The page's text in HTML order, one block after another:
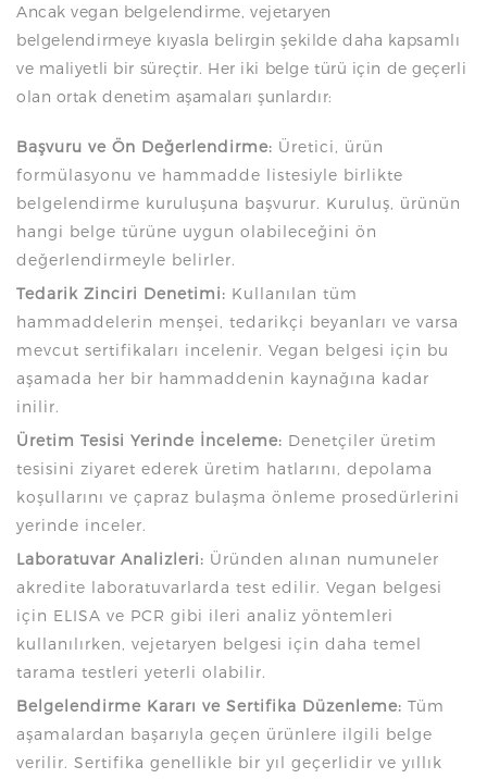
Ancak vegan belgelendirme, vejetaryen
belgelendirmeye kıyasla belirgin şekilde daha kapsamlı
ve maliyetli bir süreçtir. Her iki belge türü için de geçerli
olan ortak denetim aşamaları şunlardır:
Başvuru ve Ön Değerlendirme: Üretici, ürün
formülasyonu ve hammadde listesiyle birlikte
belgelendirme kuruluşuna başvurur. Kuruluş, ürünün
hangi belge türüne uygun olabileceğini ön
değerlendirmeyle belirler.
Tedarik Zinciri Denetimi: Kullanılan tüm
hammaddelerin menşei, tedarikçi beyanları ve varsa
mevcut sertifikaları incelenir. Vegan belgesi için bu
aşamada her bir hammaddenin kaynağına kadar
inilir.
Üretim Tesisi Yerinde İnceleme: Denetçiler üretim
tesisini ziyaret ederek üretim hatlarını, depolama
koşullarını ve çapraz bulaşma önleme prosedürlerini
yerinde inceler.
Laboratuvar Analizleri: Üründen alınan numuneler
akredite laboratuvarlarda test edilir. Vegan belgesi
için ELISA ve PCR gibi ileri analiz yöntemleri
kullanılırken, vejetaryen belgesi için daha temel
tarama testleri yeterli olabilir.
Belgelendirme Kararı ve Sertifika Düzenleme: Tüm
aşamalardan başarıyla geçen ürünlere ilgili belge
verilir. Sertifika genellikle bir yıl geçerlidir ve yıllık